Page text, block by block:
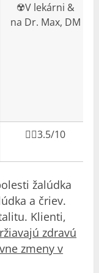
☢️V lekárni &
na Dr. Max, DM
👎🏼3.5/10
žalúdka
a čriev.
Klienti,
zdravú
zmeny v